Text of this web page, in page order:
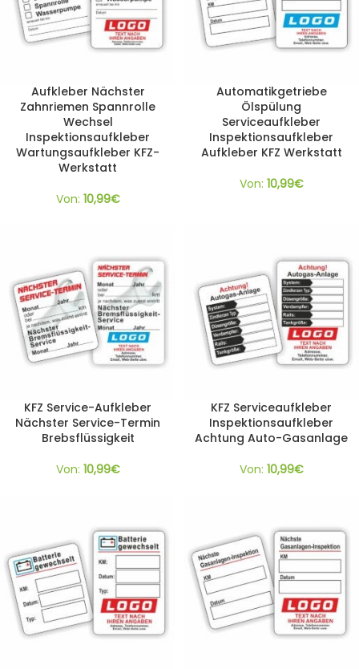
Aufkleber Nächster
Zahnriemen Spannrolle
Wechsel
Inspektionsaufkleber
Wartungsaufkleber KFZ-
Werkstatt
Von: 10,99€
Automatikgetriebe
Ölspülung
Serviceaufkleber
Inspektionsaufkleber
Aufkleber KFZ Werkstatt
Von: 10,99€
KFZ Service-Aufkleber
Nächster Service-Termin
Brebsflüssigkeit
Von: 10,99€
KFZ Serviceaufkleber
Inspektionsaufkleber
Achtung Auto-Gasanlage
Von: 10,99€